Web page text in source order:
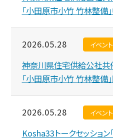
「小田原市小竹 竹林整備
2026.05.28 イベン
神奈川県住宅供給公社共催
「小田原市小竹 竹林整備
2026.05.28 イベン
Kosha33トークセッショ